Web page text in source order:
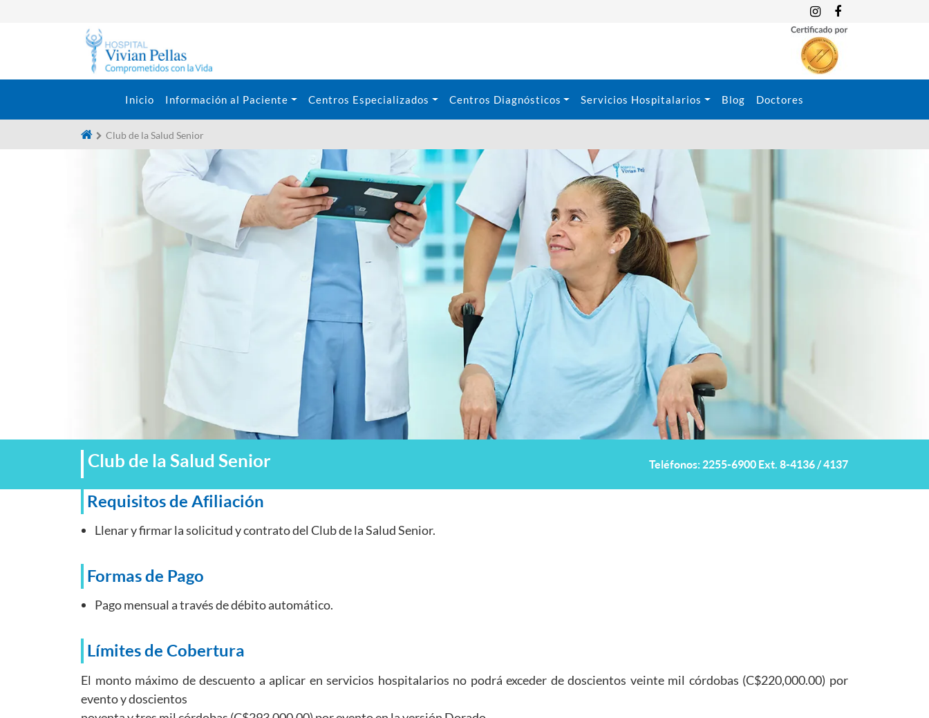
Inicio Información al Paciente Centros Especializados Centros Diagnósticos Servicios Hospitalarios Blog Doctores
Club de la Salud Senior
Club de la Salud Senior Teléfonos: 2255-6900 Ext. 8-4136 / 4137
Requisitos de Afiliación
Llenar y firmar la solicitud y contrato del Club de la Salud Senior.
Formas de Pago
Pago mensual a través de débito automático.
Límites de Cobertura
El monto máximo de descuento a aplicar en servicios hospitalarios no podrá exceder de doscientos veinte mil córdobas (C$220,000.00) por
evento y doscientos